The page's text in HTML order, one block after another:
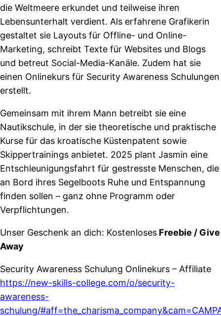
die Weltmeere erkundet und teilweise ihren
Lebensunterhalt verdient. Als erfahrene Grafikerin
gestaltet sie Layouts für Offline- und Online-
Marketing, schreibt Texte für Websites und Blogs
und betreut Social-Media-Kanäle. Zudem hat sie
einen Onlinekurs für Security Awareness Schulungen
erstellt.
Gemeinsam mit ihrem Mann betreibt sie eine
Nautikschule, in der sie theoretische und praktische
Kurse für das kroatische Küstenpatent sowie
Skippertrainings anbietet. 2025 plant Jasmin eine
Entschleunigungsfahrt für gestresste Menschen, die
an Bord ihres Segelboots Ruhe und Entspannung
finden sollen – ganz ohne Programm oder
Verpflichtungen.
Unser Geschenk an dich: Kostenloses Freebie / Give
Away
Security Awareness Schulung Onlinekurs – Affiliate
https://new-skills-college.com/o/security-
awareness-
schulung/